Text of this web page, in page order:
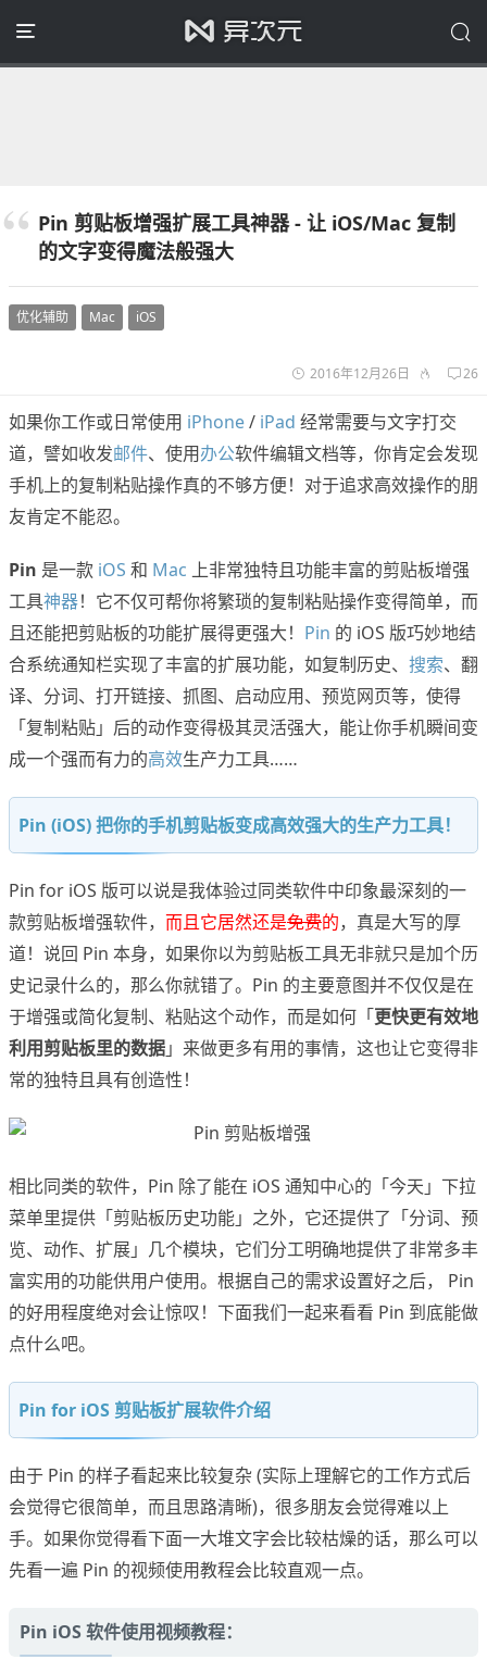
Pin 剪贴板增强扩展工具神器 - 让 iOS/Mac 复制
的文字变得魔法般强大
优化辅助 Mac iOS
2016年12月26日 26
如果你工作或日常使用 iPhone/ iPad 经常需要与文字打交
道，譬如收发邮件、使用办公软件编辑文档等，你肯定会发现
手机上的复制粘贴操作真的不够方便！对于追求高效操作的朋
友肯定不能忍。
Pin 是一款 iOS 和 Mac 上非常独特且功能丰富的剪贴板增强
工具神器！它不仅可帮你将繁琐的复制粘贴操作变得简单，而
且还能把剪贴板的功能扩展得更强大！ Pin 的 iOS 版巧妙地结
合系统通知栏实现了丰富的扩展功能，如复制历史、 搜索、翻
译、分词、打开链接、抓图、启动应用、预览网页等，使得
「复制粘贴」后的动作变得极其灵活强大，能让你手机瞬间变
成一个强而有力的高效生产力工具……
Pin (iOS) 把你的手机剪贴板变成高效强大的生产力工具！
Pin for iOS 版可以说是我体验过同类软件中印象最深刻的一
款剪贴板增强软件， 而且它居然还是免费的，真是大写的厚
道！说回 Pin 本身，如果你以为剪贴板工具无非就只是加个历
史记录什么的，那么你就错了。Pin 的主要意图并不仅仅是在
于增强或简化复制、粘贴这个动作，而是如何「更快更有效地
利用剪贴板里的数据」来做更多有用的事情，这也让它变得非
常的独特且具有创造性！
相比同类的软件，Pin 除了能在 iOS 通知中心的「今天」下拉
菜单里提供「剪贴板历史功能」之外，它还提供了「分词、预
览、动作、扩展」几个模块，它们分工明确地提供了非常多丰
富实用的功能供用户使用。根据自己的需求设置好之后， Pin
的好用程度绝对会让惊叹！下面我们一起来看看 Pin 到底能做
点什么吧。
Pin for iOS 剪贴板扩展软件介绍
由于 Pin 的样子看起来比较复杂 (实际上理解它的工作方式后
会觉得它很简单，而且思路清晰)，很多朋友会觉得难以上
手。如果你觉得看下面一大堆文字会比较枯燥的话，那么可以
先看一遍 Pin 的视频使用教程会比较直观一点。
Pin iOS 软件使用视频教程：